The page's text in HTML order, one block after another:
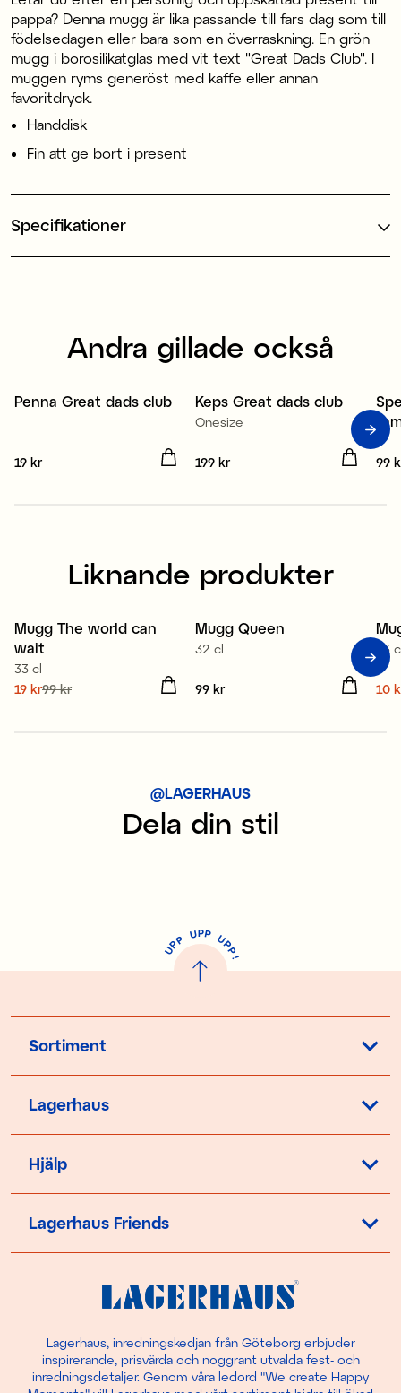
pappa? Denna mugg är lika passande till fars dag som till
födelsedagen eller bara som en överraskning. En grön
mugg i borosilikatglas med vit text "Great Dads Club". I
muggen ryms generöst med kaffe eller annan
favoritdryck.
Handdisk
Fin att ge bort i present
Specifikationer
Andra gillade också
Penna Great dads club
Pris:
19 kr
Keps Great dads club
Onesize
Pris:199 kr
199 kr Pris
99
Liknande produkter
Sale
Mugg The world can
wait
33 cl
Nuvarande pris
19 kr99 kr
Mugg Queen
32 cl
Pris:
99 kr
33
10
@LAGERHAUS
Dela din stil
U
P
P UPP UP
P
!
Sortiment
Lagerhaus
Hjälp
Lagerhaus Friends
Lagerhaus, inredningskedjan från Göteborg erbjuder
inspirerande, prisvärda och noggrant utvalda fest- och
inredningsdetaljer. Genom våra ledord "We create Happy